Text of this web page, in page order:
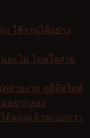
ใช้งานได้อย่าง
ละไม โดนใจสาย
ต่สวยงาม ดูดีมีสไตล์
อยากลอง
ด้ลองแล้วจะบอกว่า